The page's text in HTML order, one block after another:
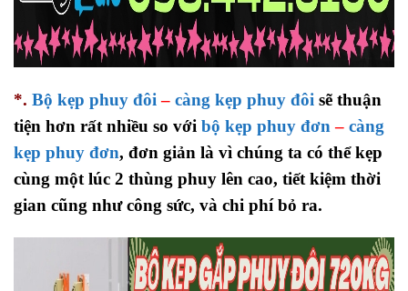
*. Bộ kẹp phuy đôi – càng kẹp phuy đôi sẽ thuận
tiện hơn rất nhiều so với bộ kẹp phuy đơn – càng
kẹp phuy đơn, đơn giản là vì chúng ta có thể kẹp
cùng một lúc 2 thùng phuy lên cao, tiết kiệm thời
gian cũng như công sức, và chi phí bỏ ra.